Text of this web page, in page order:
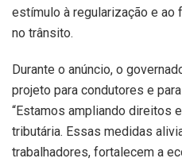
estímulo à regularização e ao
no trânsito.
Durante o anúncio, o
projeto para condutores e
“Estamos ampliando direitos
tributária. Essas medidas
trabalhadores, fortalecem a